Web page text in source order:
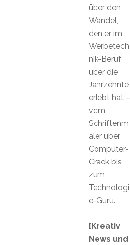
über den
Wandel,
den er im
Werbetech
nik-Beruf
über die
Jahrzehnte
erlebt hat –
vom
Schriftenm
aler über
Computer-
Crack bis
zum
Technologi
e-Guru.
[Kreativ
News und